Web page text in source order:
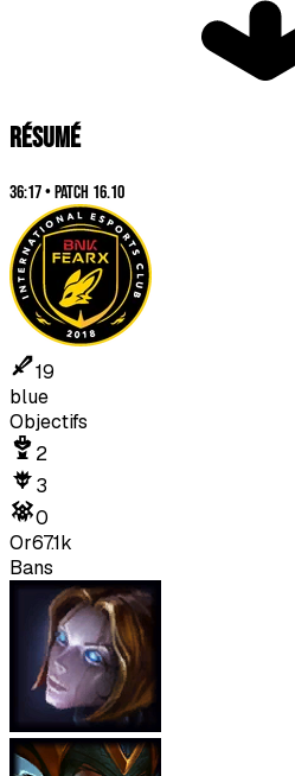
RÉSUMÉ
36:17•Patch 16.10
19
blue
Objectifs
2
3
0
Or67.1k
Bans